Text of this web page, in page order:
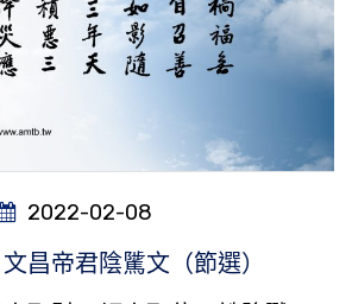
2022-02-08
昌帝君陰騭文（節選）